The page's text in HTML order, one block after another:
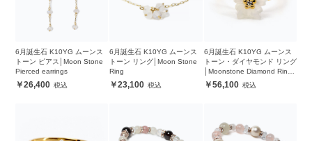
6月誕生石 K10YG ムーンス
トーン ピアス│Moon Stone
Pierced earrings
26,400
6月誕生石 K10YG ムーンス
トーン リング│Moon Stone
Ring
23,100
6月誕生石 K10YG ムーンス
トーン・ダイヤモンド リング
│Moonstone Diamond Ring
#956,100